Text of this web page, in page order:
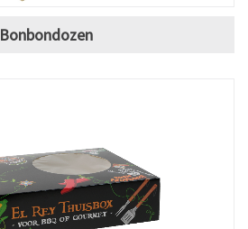
Bonbondozen